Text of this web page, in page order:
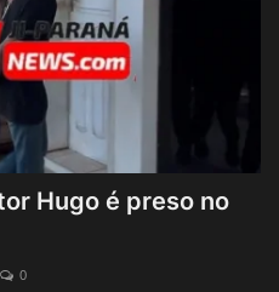
Hugo é preso no
0